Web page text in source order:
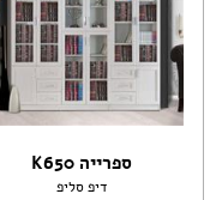
ספרייה K650
דיפ סליפ